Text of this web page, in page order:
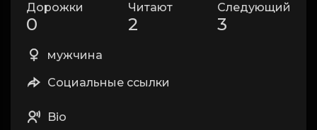
Дорожки
0
Читают
2
Следующий
3
мужчина
Социальные ссылки
Bio